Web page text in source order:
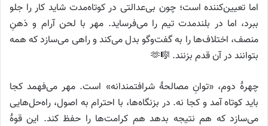
اما تعیین‌کننده است؛ چون بی‌عدالتی در کوتاه‌مدت شاید کار را جلو
ببرد، اما در بلندمدت تیم را می‌فرساید. مهر با لحن آرام و ذهنِ
منصف، اختلاف‌ها را به گفت‌وگو بدل می‌کند و راهی می‌سازد که همه
بتوانند در آن قدم بزنند. 🎼🫶
چهرهٔ دوم، «توانِ مصالحهٔ شرافتمندانه» است. مهر می‌فهمد کجا
باید کوتاه آمد و کجا نه. در بزنگاه‌ها، با احترام به اصول، راه‌حل‌هایی
می‌سازد که هم نتیجه بدهد هم کرامت‌ها را حفظ کند. این قوهٔ